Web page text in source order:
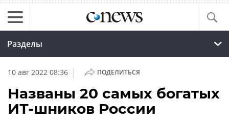
Разделы
10 авг 2022 08:36 | ПОДЕЛИТЬСЯ
Названы 20 самых богатых
ИТ-шников России